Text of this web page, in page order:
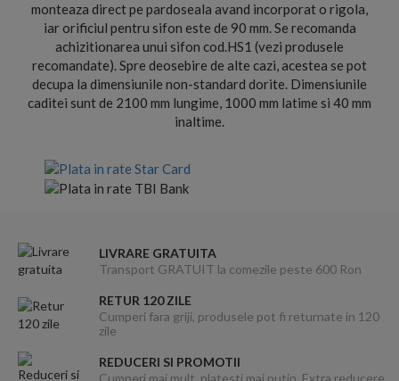
monteaza direct pe pardoseala avand incorporat o rigola,
iar orificiul pentru sifon este de 90 mm. Se recomanda
achizitionarea unui sifon cod.HS1 (vezi produsele
recomandate). Spre deosebire de alte cazi, acestea se pot
decupa la dimensiunile non-standard dorite. Dimensiunile
caditei sunt de 2100 mm lungime, 1000 mm latime si 40 mm
inaltime.
LIVRARE GRATUITA
Transport GRATUIT la comezile peste 600 Ron
RETUR 120 ZILE
Cumperi fara griji, produsele pot fi returnate in 120
zile
REDUCERI SI PROMOTII